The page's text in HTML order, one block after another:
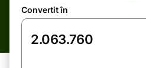
Convertit în